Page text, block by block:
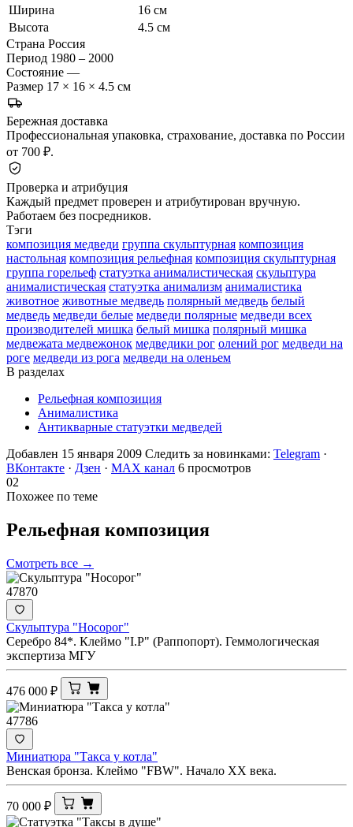
Ширина
16 см
Высота
4.5 см
Страна Россия
Период 1980 – 2000
Состояние —
Размер 17 × 16 × 4.5 см
Бережная доставка
Профессиональная упаковка, страхование, доставка по России
от 700 ₽.
Проверка и атрибуция
Каждый предмет проверен и атрибутирован вручную.
Работаем без посредников.
Тэги
композиция медведи группа скульптурная композиция
настольная композиция рельефная композиция скульптурная
группа горельеф статуэтка анималистическая скульптура
анималистическая статуэтка анимализм анималистика
животное животные медведь полярный медведь белый
медведь медведи белые медведи полярные медведи всех
производителей мишка белый мишка полярный мишка
медвежата медвежонок медведики рог олений рог медведи на
роге медведи из рога медведи на оленьем
В разделах
Рельефная композиция
Анималистика
Антикварные статуэтки медведей
Добавлен 15 января 2009 Следить за новинками: Telegram ·
ВКонтакте · Дзен · MAX канал 6 просмотров
02
Похожее по теме
Рельефная композиция
Смотреть все →
47870
Скульптура "Носорог"
Серебро 84*. Клеймо "I.Р" (Раппопорт). Геммологическая
экспертиза МГУ
476 000 ₽
47786
Миниатюра "Такса у котла"
Венская бронза. Клеймо "FBW". Начало ХХ века.
70 000 ₽